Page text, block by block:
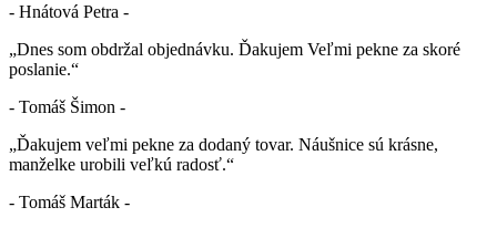
- Hnátová Petra -
„Dnes som obdržal objednávku. Ďakujem Veľmi pekne za skoré
poslanie.“
- Tomáš Šimon -
„Ďakujem veľmi pekne za dodaný tovar. Náušnice sú krásne,
manželke urobili veľkú radosť.“
- Tomáš Marták -